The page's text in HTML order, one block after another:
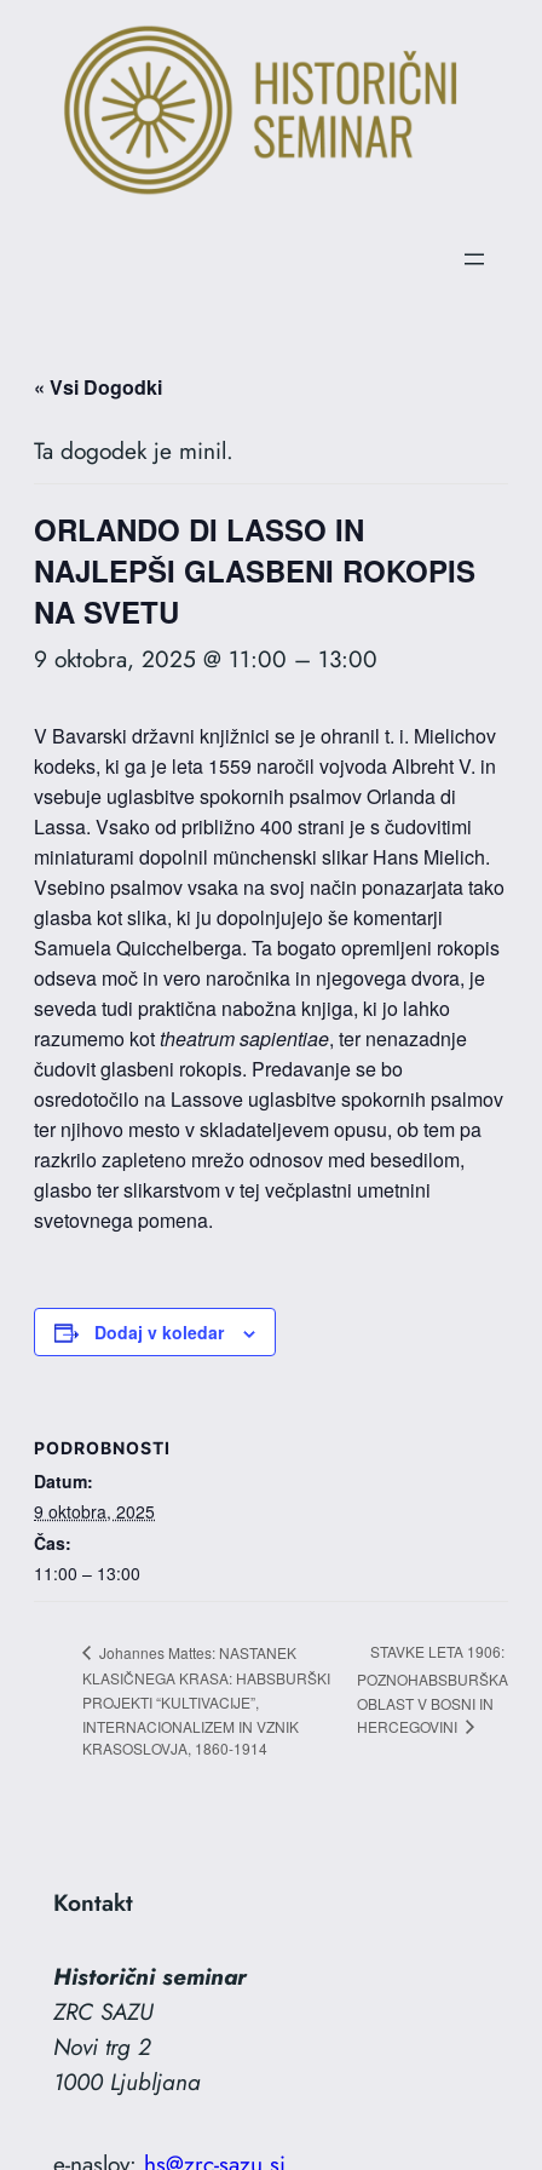
« Vsi Dogodki
Ta dogodek je minil.
ORLANDO DI LASSO IN
NAJLEPŠI GLASBENI ROKOPIS
NA SVETU
9 oktobra, 2025 @ 11:00 – 13:00
V Bavarski državni knjižnici se je ohranil t. i. Mielichov
kodeks, ki ga je leta 1559 naročil vojvoda Albreht V. in
vsebuje uglasbitve spokornih psalmov Orlanda di
Lassa. Vsako od približno 400 strani je s čudovitimi
miniaturami dopolnil münchenski slikar Hans Mielich.
Vsebino psalmov vsaka na svoj način ponazarjata tako
glasba kot slika, ki ju dopolnjujejo še komentarji
Samuela Quicchelberga. Ta bogato opremljeni rokopis
odseva moč in vero naročnika in njegovega dvora, je
seveda tudi praktična nabožna knjiga, ki jo lahko
razumemo kottheatrum sapientiae, ter nenazadnje
čudovit glasbeni rokopis. Predavanje se bo
osredotočilo na Lassove uglasbitve spokornih psalmov
ter njihovo mesto v skladateljevem opusu, ob tem pa
razkrilo zapleteno mrežo odnosov med besedilom,
glasbo ter slikarstvom v tej večplastni umetnini
svetovnega pomena.
Dodaj v koledar
PODROBNOSTI
Datum:
9 oktobra, 2025
Čas:
11:00 – 13:00
Johannes Mattes: NASTANEK
KLASIČNEGA KRASA: HABSBURŠKI
PROJEKTI “KULTIVACIJE”,
INTERNACIONALIZEM IN VZNIK
KRASOSLOVJA, 1860-1914
STAVKE LETA 1906:
POZNOHABSBURŠKA
OBLAST V BOSNI IN
HERCEGOVINI
Kontakt
Historični seminar
ZRC SAZU
Novi trg 2
1000 Ljubljana